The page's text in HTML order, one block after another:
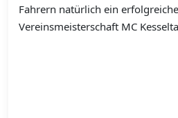
Fahrern natürlich ein
Vereinsmeisterschaft MC